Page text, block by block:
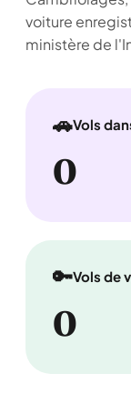
voiture
ministère de
🚗Vols
0
🔑Vols de
0